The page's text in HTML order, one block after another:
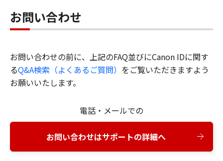
お問い合わせ
お問い合わせの前に、上記のFAQ並びにCanon IDに関す
るQ&A検索（よくあるご質問） をご覧いただきますよう
お願いいたします。
電話・メールでの
お問い合わせはサポートの詳細へ